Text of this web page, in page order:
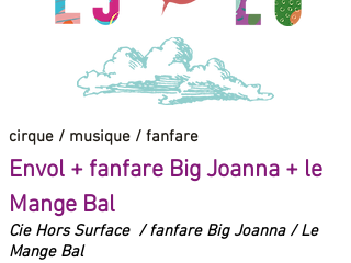
cirque / musique / fanfare
Envol + fanfare Big Joanna + le
Mange Bal
Cie Hors Surface / fanfare Big Joanna / Le
Mange Bal